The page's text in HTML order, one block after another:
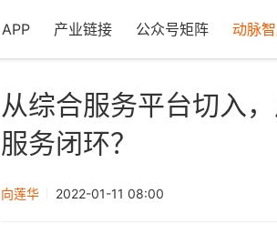
APP 产业链接 公众号矩阵 动脉
从综合服务平台切入
服务闭环？
向莲华 2022-01-11 08:00